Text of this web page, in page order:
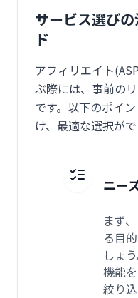
サービス選び
ド
アフィリエイト
ぶ際には、事前の
です。以下のポイ
け、最適な選択がで
ニー
まず
る目
しょ
機能
絞り